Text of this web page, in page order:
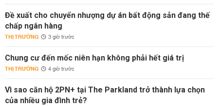
Đề xuất cho chuyển nhượng dự án bất động sản đang thế
chấp ngân hàng
THỊ TRƯỜNG 3 giờ trước
Chung cư đến mốc niên hạn không phải hết giá trị
THỊ TRƯỜNG 4 giờ trước
Vì sao căn hộ 2PN+ tại The Parkland trở thành lựa chọn
của nhiều gia đình trẻ?